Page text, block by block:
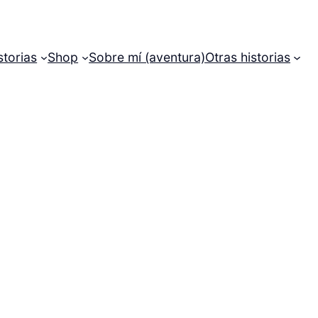
Shop Sobre mí (aventura)Otras historias